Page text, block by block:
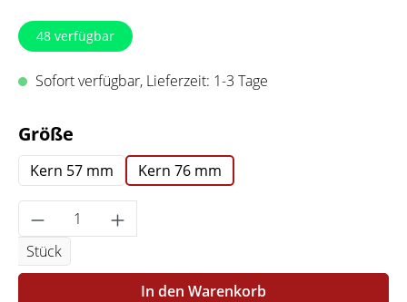
48 verfügbar
Sofort verfügbar, Lieferzeit: 1-3 Tage
Größe
Kern 57 mm Kern 76 mm
Produkt Anzahl: Gib den gewünschten
Stück
In den Warenkorb